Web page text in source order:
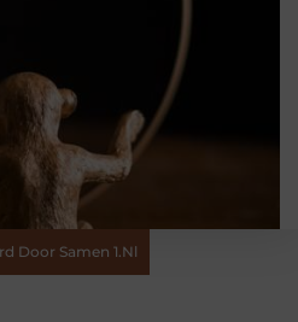
Door Samen 1.nl